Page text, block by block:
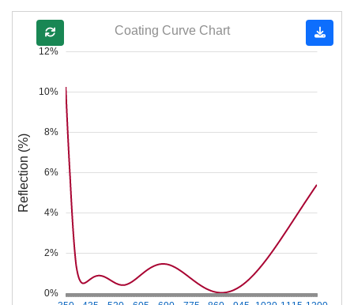
0%
2%
4%
6%
8%
10%
12%
Reflection (%)
Coating Curve Chart